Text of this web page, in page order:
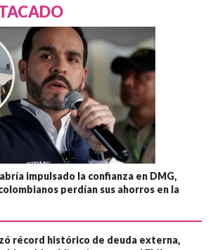
impulsado la confianza en DMG,
perdían sus ahorros en la
récord histórico de deuda externa,